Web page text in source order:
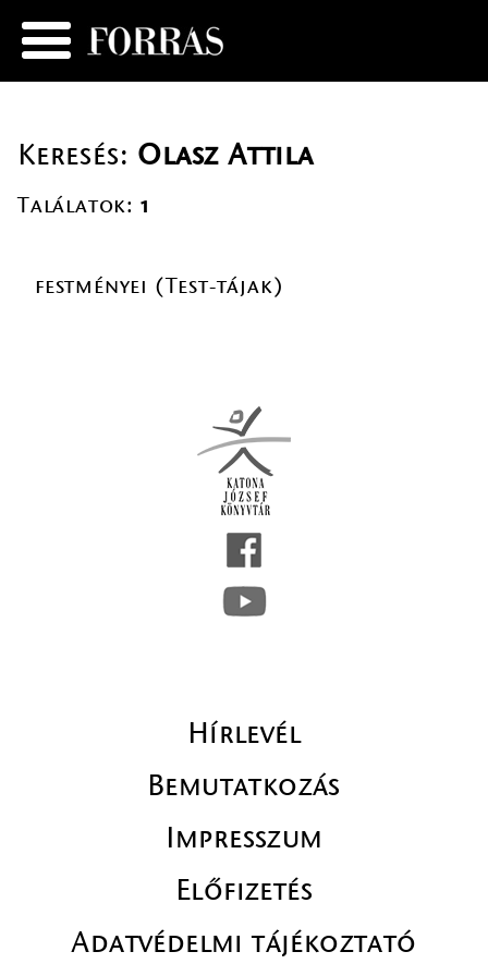
Keresés: Olasz Attila
Találatok: 1
festményei (Test-tájak)
Hírlevél
Bemutatkozás
Impresszum
Előfizetés
Adatvédelmi tájékoztató